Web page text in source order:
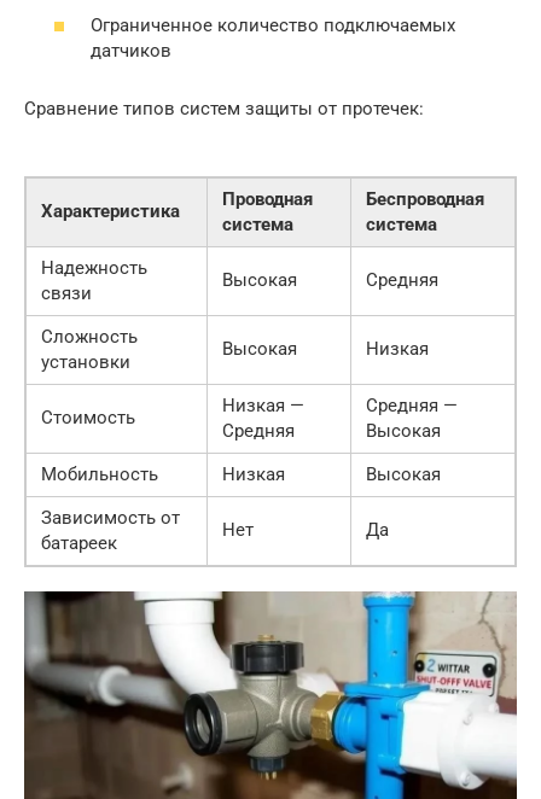
Ограниченное количество подключаемых
датчиков
Сравнение типов систем защиты от протечек:
Характеристика
Проводная
система
Беспроводная
система
Надежность
связи
Высокая Средняя
Сложность
установки
Высокая Низкая
Стоимость
Низкая —
Средняя
Средняя —
Высокая
Мобильность
Низкая
Высокая
Зависимость от
батареек
Нет Да